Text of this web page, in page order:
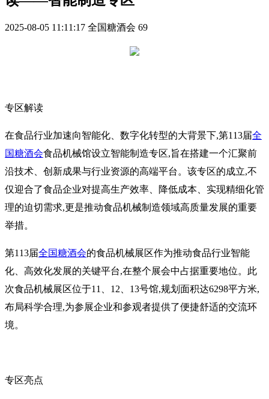
2025-08-05 11:11:17 全国糖酒会 69
专区解读
在食品行业加速向智能化、数字化转型的大背景下,第113届全
国糖酒会食品机械馆设立智能制造专区,旨在搭建一个汇聚前
沿技术、创新成果与行业资源的高端平台。该专区的成立,不
仅迎合了食品企业对提高生产效率、降低成本、实现精细化管
理的迫切需求,更是推动食品机械制造领域高质量发展的重要
举措。
第113届全国糖酒会的食品机械展区作为推动食品行业智能
化、高效化发展的关键平台,在整个展会中占据重要地位。此
次食品机械展区位于11、12、13号馆,规划面积达6298平方米,
布局科学合理,为参展企业和参观者提供了便捷舒适的交流环
境。
专区亮点